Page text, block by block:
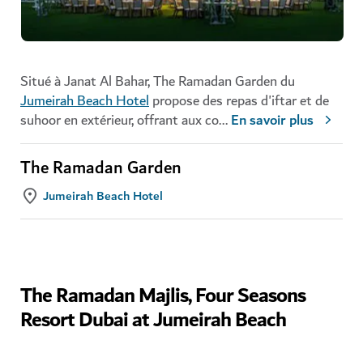
Situé à Janat Al Bahar, The Ramadan Garden du
Jumeirah Beach Hotelpropose des repas d'iftar et de
suhoor en extérieur, offrant aux co...En savoir plus
The Ramadan Garden
Jumeirah Beach Hotel
The Ramadan Majlis, Four Seasons
Resort Dubai at Jumeirah Beach